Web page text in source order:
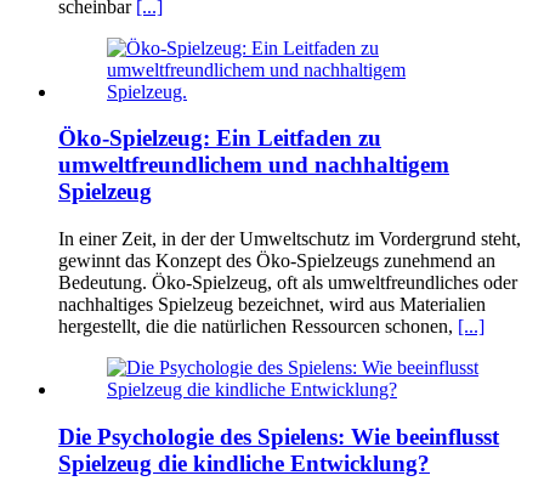
scheinbar [...]
Öko-Spielzeug: Ein Leitfaden zu
umweltfreundlichem und nachhaltigem
Spielzeug
In einer Zeit, in der der Umweltschutz im Vordergrund steht,
gewinnt das Konzept des Öko-Spielzeugs zunehmend an
Bedeutung. Öko-Spielzeug, oft als umweltfreundliches oder
nachhaltiges Spielzeug bezeichnet, wird aus Materialien
hergestellt, die die natürlichen Ressourcen schonen, [...]
Die Psychologie des Spielens: Wie beeinflusst
Spielzeug die kindliche Entwicklung?